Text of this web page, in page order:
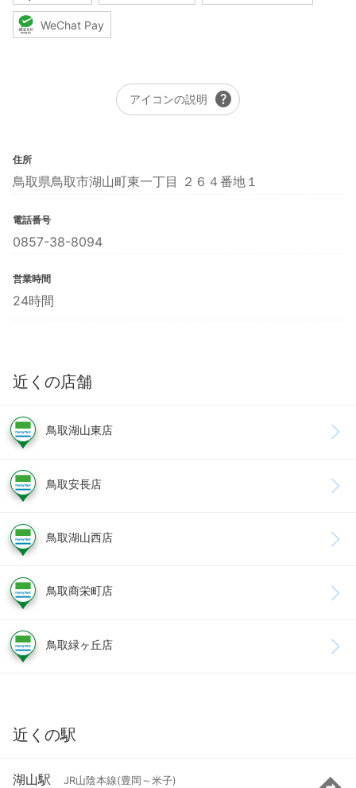
WeChat Pay
アイコンの説明 help
住所
鳥取県鳥取市湖山町東一丁目 ２６４番地１
電話番号
0857-38-8094
営業時間
24時間
近くの店舗
鳥取湖山東店
鳥取安長店
鳥取湖山西店
鳥取商栄町店
鳥取緑ヶ丘店
近くの駅
湖山駅 JR山陰本線(豊岡～米子)